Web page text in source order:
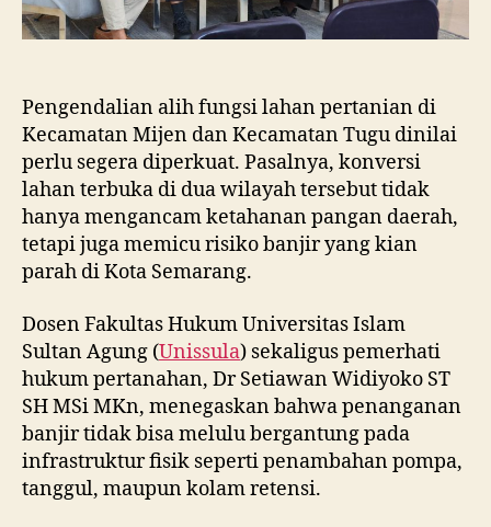
Pengendalian alih fungsi lahan pertanian di
Kecamatan Mijen dan Kecamatan Tugu dinilai
perlu segera diperkuat. Pasalnya, konversi
lahan terbuka di dua wilayah tersebut tidak
hanya mengancam ketahanan pangan daerah,
tetapi juga memicu risiko banjir yang kian
parah di Kota Semarang.
Dosen Fakultas Hukum Universitas Islam
Sultan Agung (Unissula) sekaligus pemerhati
hukum pertanahan, Dr Setiawan Widiyoko ST
SH MSi MKn, menegaskan bahwa penanganan
banjir tidak bisa melulu bergantung pada
infrastruktur fisik seperti penambahan pompa,
tanggul, maupun kolam retensi.